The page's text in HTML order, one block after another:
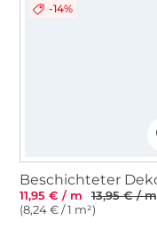
-14%
11,95 € / m
13,95 € / m
(8,24 € / 1 m²)